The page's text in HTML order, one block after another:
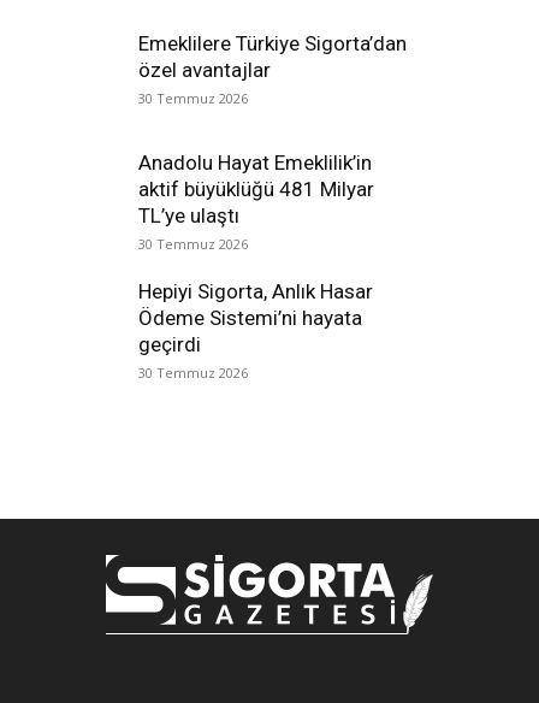
Emeklilere Türkiye Sigorta’dan
özel avantajlar
30 Temmuz 2026
Anadolu Hayat Emeklilik’in
aktif büyüklüğü 481 Milyar
TL’ye ulaştı
30 Temmuz 2026
Hepiyi Sigorta, Anlık Hasar
Ödeme Sistemi’ni hayata
geçirdi
30 Temmuz 2026